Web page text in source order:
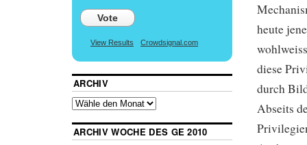
heute
diese
durch
Abseits
Vote
View Results Crowdsignal.com
ARCHIV
ARCHIV WOCHE DES GE 2010